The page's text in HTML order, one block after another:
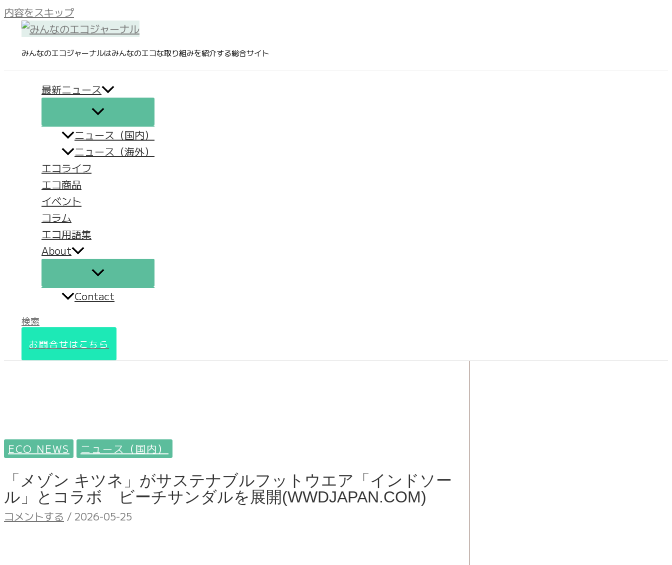
内容をスキップ
みんなのエコジャーナルはみんなのエコな取り組みを紹介する総合サイト
最新ニュース
ニュース（国内）
ニュース（海外）
エコライフ
エコ商品
イベント
コラム
エコ用語集
About
Contact
検索
お問合せはこちら
ECO NEWS ニュース（国内）
「メゾン キツネ」がサステナブルフットウエア「インドソー
ル」とコラボ ビーチサンダルを展開(WWDJAPAN.COM)
コメントする / 2026-05-25